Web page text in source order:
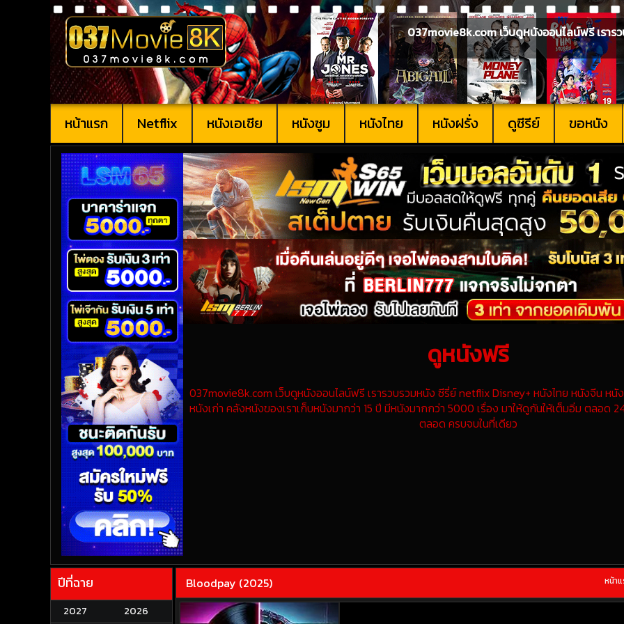
037movie8k.com เว็บดูหนังออนไลน์ฟรี เรา
หน้าแรก Netflix หนังเอเชีย หนังซูม หนังไทย หนังฝรั่ง ดูซีรีย์ ขอหนัง
ดูหนังฟรี
037movie8k.com เว็บดูหนังออนไลน์ฟรี เรารวบรวมหนัง ซีรี่ย์ netflix Disney+ หนังไทย หนังจีน หนั
หนังเก่า คลังหนังของเราเก็บหนังมากว่า 15 ปี มีหนังมากกว่า 5000 เรื่อง มาให้ดูกันให้เต็มอิ่ม ตลอด
ตลอด ครบจบในที่เดียว
ปีที่ฉาย
2027 2026
Bloodpay (2025) หน้า